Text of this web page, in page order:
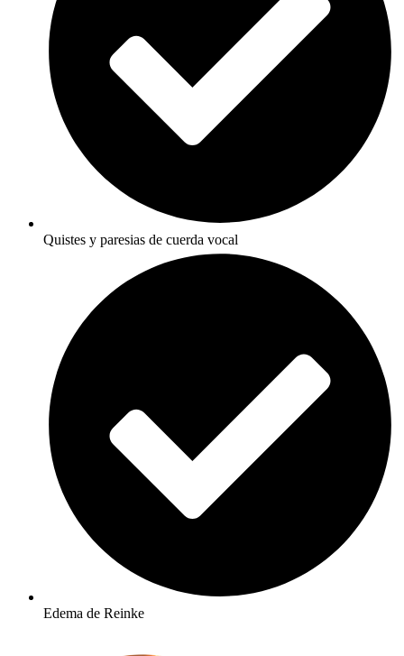
Quistes y paresias de cuerda vocal
Edema de Reinke